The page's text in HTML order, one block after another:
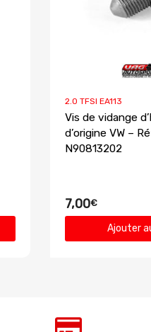
2.0 TFSI EA113
Vis de vidange
d’origine VW –
N90813202
7,00€
Ajouter